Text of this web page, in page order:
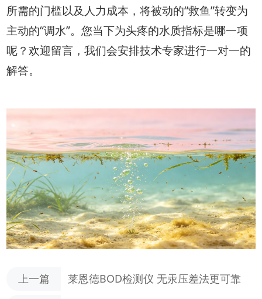
所需的门槛以及人力成本，将被动的“救鱼”转变为
主动的“调水”。您当下为头疼的水质指标是哪一项
呢？欢迎留言，我们会安排技术专家进行一对一的
解答。
上一篇 莱恩德BOD检测仪 无汞压差法更可靠